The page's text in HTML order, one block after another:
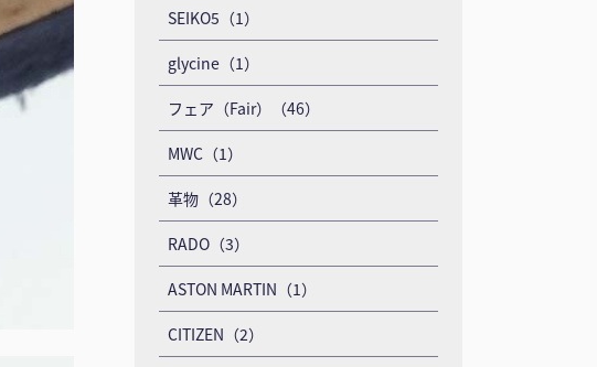
SEIKO5（1）
glycine（1）
フェア（Fair）（46）
MWC（1）
革物（28）
RADO（3）
ASTON MARTIN（1）
CITIZEN（2）